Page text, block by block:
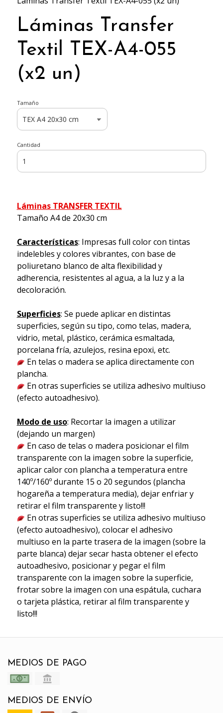
Láminas Transfer
Textil TEX-A4-055
(x2 un)
Tamaño
Cantidad
Láminas TRANSFER TEXTIL
Tamaño A4 de 20x30 cm
Características: Impresas full color con tintas
indelebles y colores vibrantes, con base de
poliuretano blanco de alta flexibilidad y
adherencia, resistentes al agua, a la luz y a la
decoloración.
Superficies: Se puede aplicar en distintas
superficies, según su tipo, como telas, madera,
vidrio, metal, plástico, cerámica esmaltada,
porcelana fría, azulejos, resina epoxi, etc.
En telas o madera se aplica directamente con
plancha.
En otras superficies se utiliza adhesivo multiuso
(efecto autoadhesivo).
Modo de uso: Recortar la imagen a utilizar
(dejando un margen)
En caso de telas o madera posicionar el film
transparente con la imagen sobre la superficie,
aplicar calor con plancha a temperatura entre
140º/160º durante 15 o 20 segundos (plancha
hogareña a temperatura media), dejar enfriar y
retirar el film transparente y listo!!!
En otras superficies se utiliza adhesivo multiuso
(efecto autoadhesivo), colocar el adhesivo
multiuso en la parte trasera de la imagen (sobre la
parte blanca) dejar secar hasta obtener el efecto
autoadhesivo, posicionar y pegar el film
transparente con la imagen sobre la superficie,
frotar sobre la imagen con una espátula, cuchara
o tarjeta plástica, retirar al film transparente y
listo!!!
MEDIOS DE PAGO
MEDIOS DE ENVÍO